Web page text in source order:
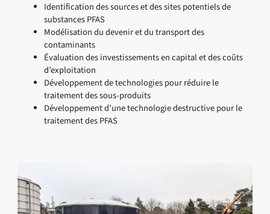
Identification des sources et des sites potentiels de
substances PFAS
Modélisation du devenir et du transport des
contaminants
Évaluation des investissements en capital et des coûts
d’exploitation
Développement de technologies pour réduire le
traitement des sous-produits
Développement d’une technologie destructive pour le
traitement des PFAS